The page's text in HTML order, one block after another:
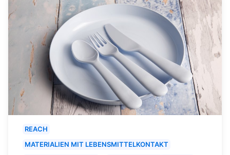
REACH
MATERIALIEN MIT LEBENSMITTELKONTAKT